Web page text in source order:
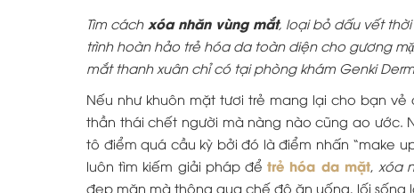
Tìm cáchxóa nhăn vùng mắt, loại bỏ dấu vết
trình hoàn hảo trẻ hóa da toàn diện cho gương
mắt thanh xuân chỉ có tại phòng khám Genki
Nếu như khuôn mặt tươi trẻ mang lại cho bạn
thần thái chết người mà nàng nào cũng ao ước.
tô điểm quá cầu kỳ bởi đó là điểm nhấn “make
luôn tìm kiếm giải pháp đểtrẻ hóa da mặt, xóa
đẹp mặn mà thông qua chế độ ăn uống, lối sống